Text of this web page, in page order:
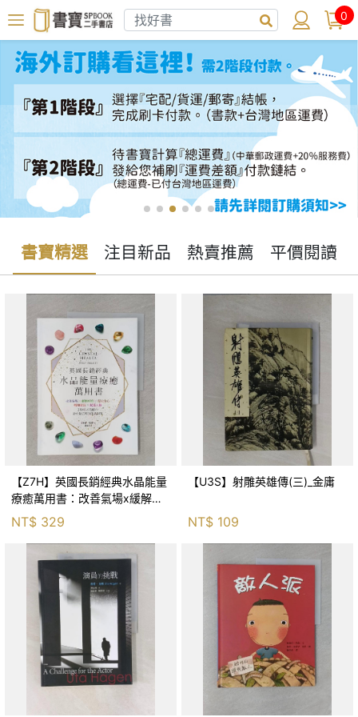
0
書寶精選 注目新品 熱賣推薦 平價閱讀
【Z7H】英國長銷經典水晶能量
療癒萬用書：改善氣場x緩解疼
痛x穩定身心x增加財富x促進人
緣，250種水晶礦石給你最完整
的生活對策_菲利
NT$ 329
【U3S】射雕英雄傳(三)_金庸
NT$ 109